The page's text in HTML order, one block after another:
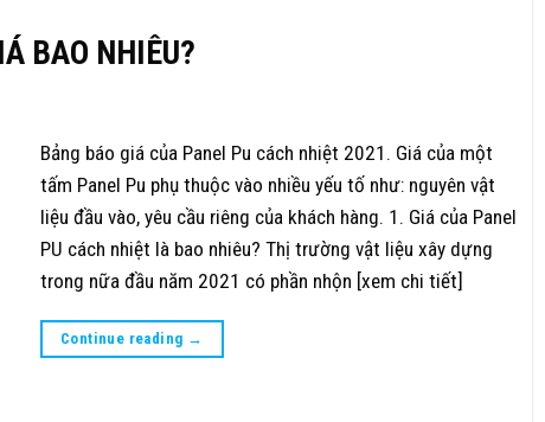
BAO NHIÊU?
Bảng báo giá của Panel Pu cách nhiệt 2021. Giá của một
tấm Panel Pu phụ thuộc vào nhiều yếu tố như: nguyên vật
liệu đầu vào, yêu cầu riêng của khách hàng. 1. Giá của Panel
PU cách nhiệt là bao nhiêu? Thị trường vật liệu xây dựng
trong nữa đầu năm 2021 có phần nhộn [xem chi tiết]
Continue reading →